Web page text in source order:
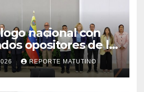
nacional con
opositores de la
REPORTE MATUTINO